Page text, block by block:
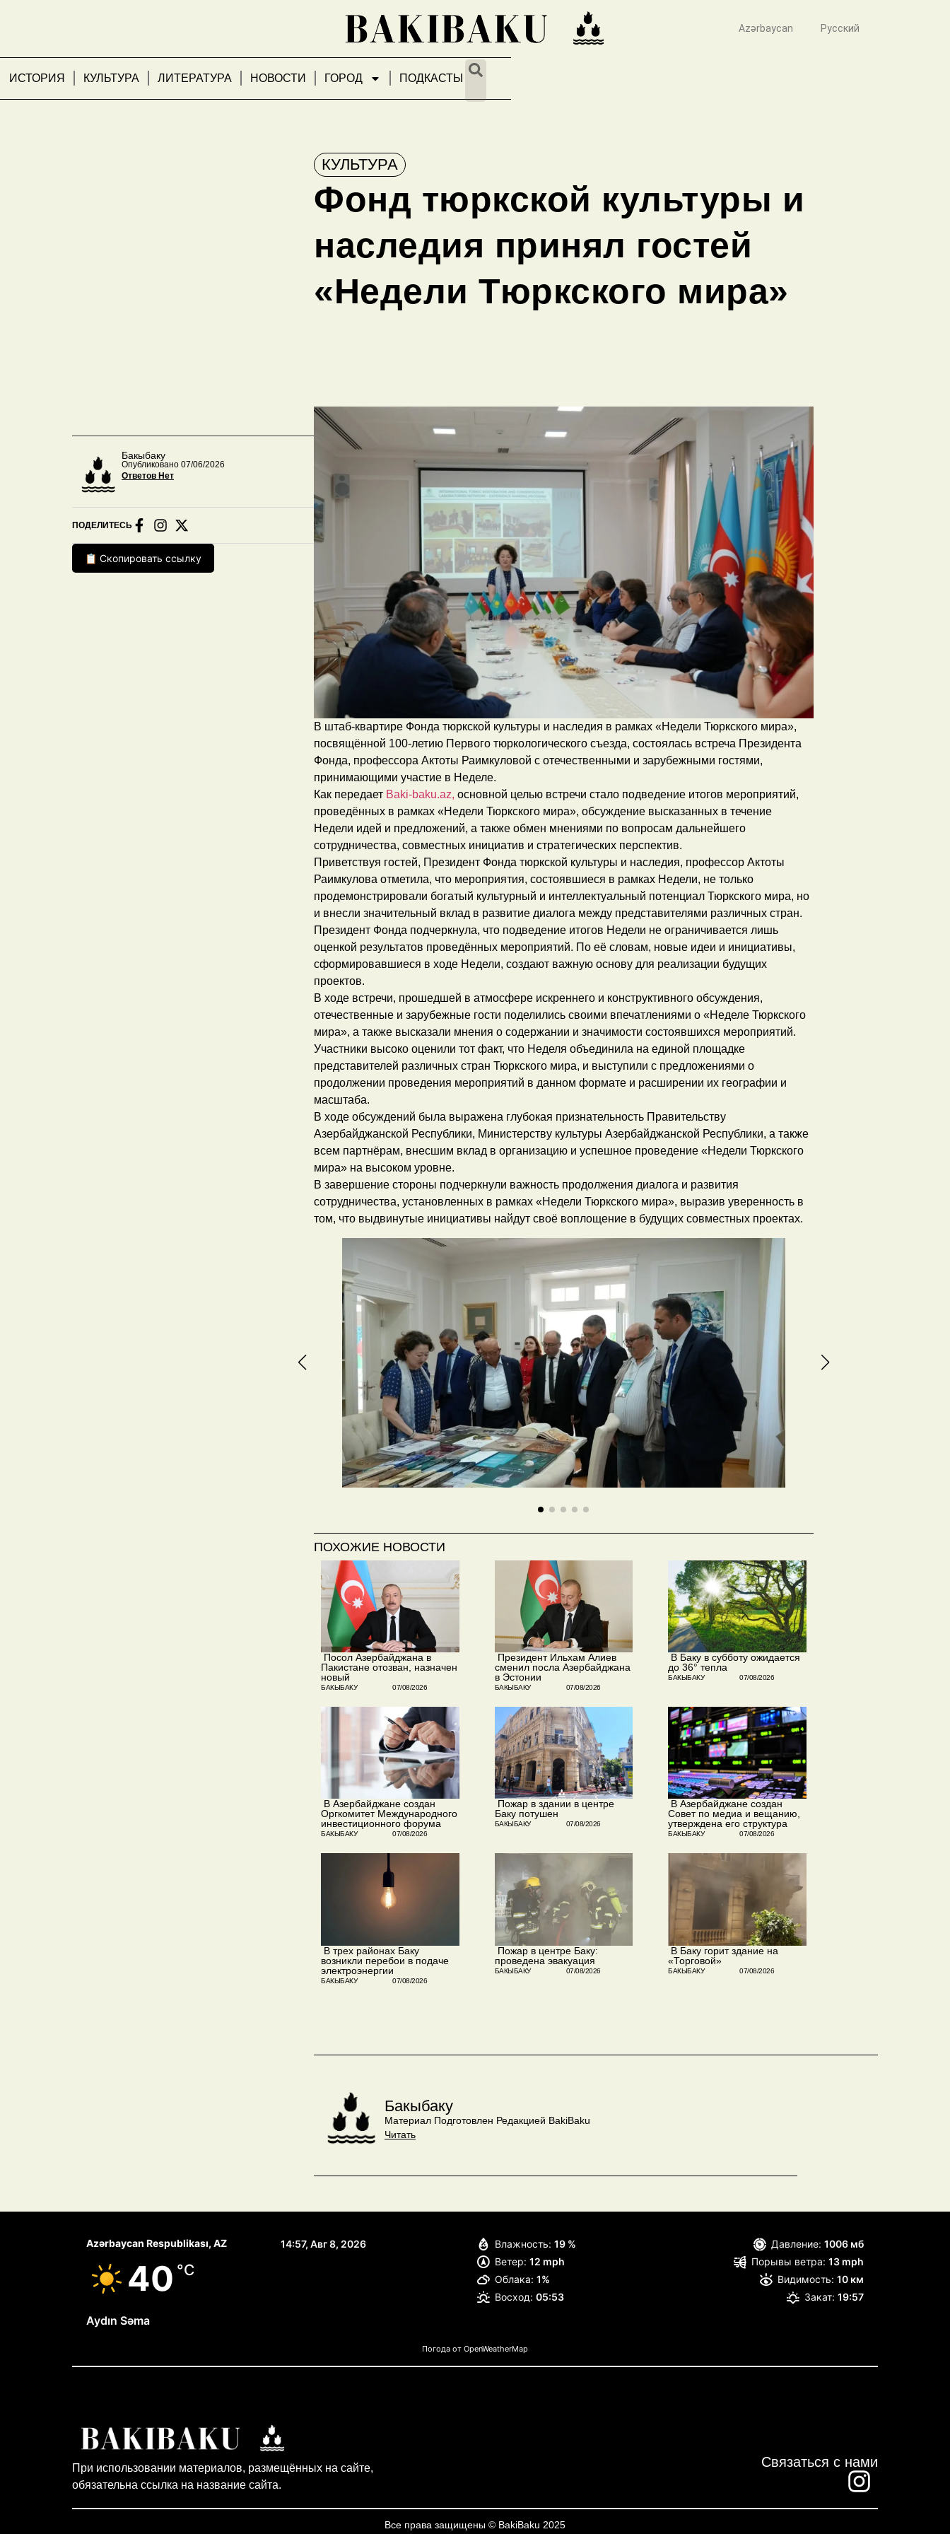
ИСТОРИЯ КУЛЬТУРА ЛИТЕРАТУРА НОВОСТИ ГОРОД ПОДКАСТЫ
Azərbaycan Русский
Бакыбаку
Опубликовано 07/06/2026
Ответов Нет
ПОДЕЛИТЕСЬ
📋 Скопировать ссылку
КУЛЬТУРА
Фонд тюркской культуры и
наследия принял гостей
«Недели Тюркского мира»
В штаб-квартире Фонда тюркской культуры и наследия в рамках «Недели Тюркского мира»,
посвящённой 100-летию Первого тюркологического съезда, состоялась встреча Президента
Фонда, профессора Актоты Раимкуловой с отечественными и зарубежными гостями,
принимающими участие в Неделе.
Как передает Baki-baku.az, основной целью встречи стало подведение итогов мероприятий,
проведённых в рамках «Недели Тюркского мира», обсуждение высказанных в течение
Недели идей и предложений, а также обмен мнениями по вопросам дальнейшего
сотрудничества, совместных инициатив и стратегических перспектив.
Приветствуя гостей, Президент Фонда тюркской культуры и наследия, профессор Актоты
Раимкулова отметила, что мероприятия, состоявшиеся в рамках Недели, не только
продемонстрировали богатый культурный и интеллектуальный потенциал Тюркского мира, но
и внесли значительный вклад в развитие диалога между представителями различных стран.
Президент Фонда подчеркнула, что подведение итогов Недели не ограничивается лишь
оценкой результатов проведённых мероприятий. По её словам, новые идеи и инициативы,
сформировавшиеся в ходе Недели, создают важную основу для реализации будущих
проектов.
В ходе встречи, прошедшей в атмосфере искреннего и конструктивного обсуждения,
отечественные и зарубежные гости поделились своими впечатлениями о «Неделе Тюркского
мира», а также высказали мнения о содержании и значимости состоявшихся мероприятий.
Участники высоко оценили тот факт, что Неделя объединила на единой площадке
представителей различных стран Тюркского мира, и выступили с предложениями о
продолжении проведения мероприятий в данном формате и расширении их географии и
масштаба.
В ходе обсуждений была выражена глубокая признательность Правительству
Азербайджанской Республики, Министерству культуры Азербайджанской Республики, а также
всем партнёрам, внесшим вклад в организацию и успешное проведение «Недели Тюркского
мира» на высоком уровне.
В завершение стороны подчеркнули важность продолжения диалога и развития
сотрудничества, установленных в рамках «Недели Тюркского мира», выразив уверенность в
том, что выдвинутые инициативы найдут своё воплощение в будущих совместных проектах.
ПОХОЖИЕ НОВОСТИ
​ Посол Азербайджана в
Пакистане отозван, назначен
новый
БАКЫБАКУ 07/08/2026
​ Президент Ильхам Алиев
сменил посла Азербайджана
в Эстонии
БАКЫБАКУ 07/08/2026
​ В Баку в субботу ожидается
до 36° тепла
БАКЫБАКУ 07/08/2026
​ В Азербайджане создан
Оргкомитет Международного
инвестиционного форума
БАКЫБАКУ 07/08/2026
​ Пожар в здании в центре
Баку потушен
БАКЫБАКУ 07/08/2026
​ В Азербайджане создан
Совет по медиа и вещанию,
утверждена его структура
БАКЫБАКУ 07/08/2026
​ В трех районах Баку
возникли перебои в подаче
электроэнергии
БАКЫБАКУ 07/08/2026
​ Пожар в центре Баку:
проведена эвакуация
БАКЫБАКУ 07/08/2026
​ В Баку горит здание на
«Торговой»
БАКЫБАКУ 07/08/2026
Бакыбаку
Материал Подготовлен Редакцией BakiBaku
Читать
Azərbaycan Respublikası, AZ 14:57, Авг 8, 2026
40 °C
Aydın Səma
Влажность: 19 % Давление: 1006 мб
Ветер: 12 mph Порывы ветра: 13 mph
Облака: 1% Видимость: 10 км
Восход: 05:53 Закат: 19:57
Погода от OpenWeatherMap
При использовании материалов, размещённых на сайте,
обязательна ссылка на название сайта.
Связаться с нами
Все права защищены © BakiBaku 2025